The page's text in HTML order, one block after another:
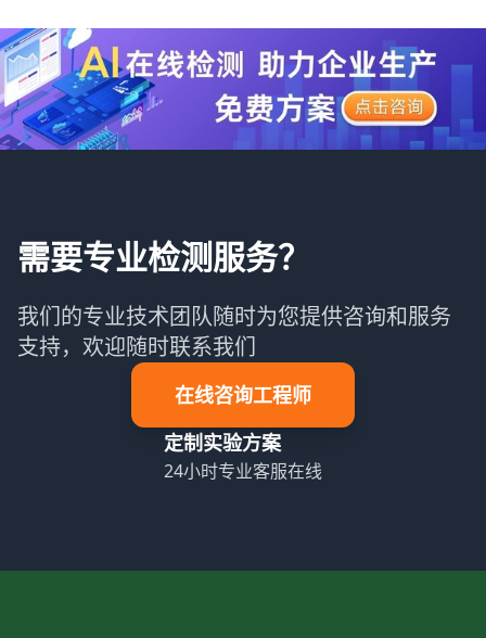
需要专业检测服务？
我们的专业技术团队随时为您提供咨询和服务
支持，欢迎随时联系我们
在线咨询工程师
定制实验方案
24小时专业客服在线